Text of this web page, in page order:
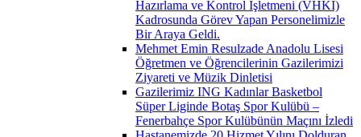
Hazırlama ve Kontrol İşletmeni (VHKİ)
Kadrosunda Görev Yapan Personelimizle
Bir Araya Geldi.
Mehmet Emin Resulzade Anadolu Lisesi
Öğretmen ve Öğrencilerinin Gazilerimizi
Ziyareti ve Müzik Dinletisi
Gazilerimiz ING Kadınlar Basketbol
Süper Liginde Botaş Spor Kulübü –
Fenerbahçe Spor Kulübünün Maçını İzledi